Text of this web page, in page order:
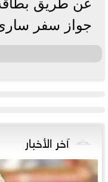
عن طريق
جواز سفر
آخر الأخبار